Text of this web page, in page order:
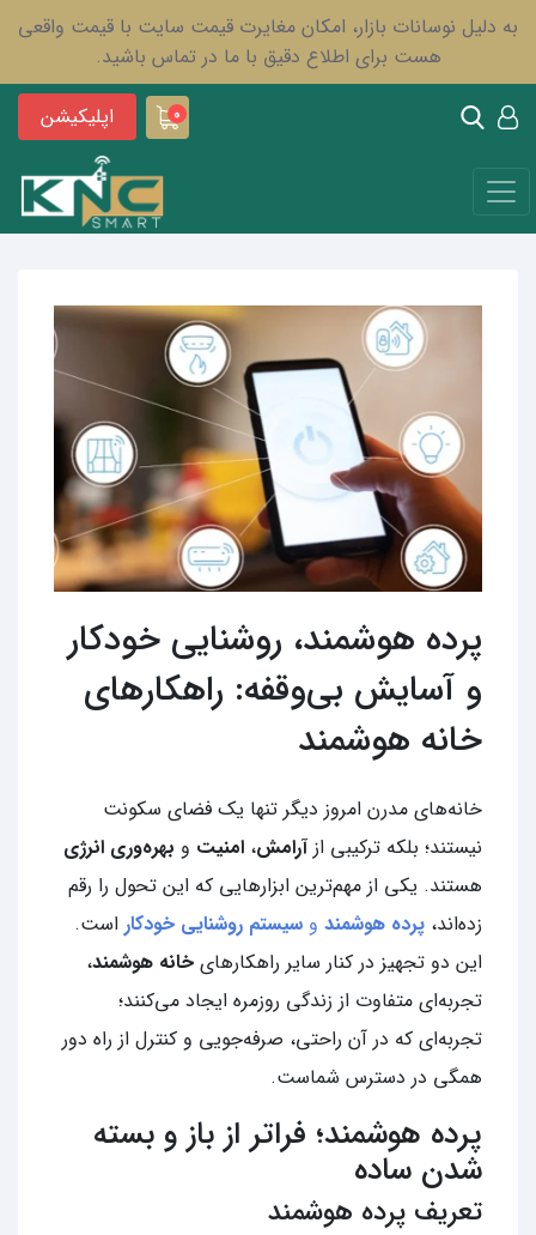
به دلیل نوسانات بازار، امکان مغایرت قیمت سایت با قیمت واقعی
هست برای اطلاع دقیق با ما در تماس باشید.
0 اپلیکیشن
پرده هوشمند، روشنایی خودکار
و آسایش بی‌وقفه: راهکارهای
خانه هوشمند
خانه‌های مدرن امروز دیگر تنها یک فضای سکونت
نیستند؛ بلکه ترکیبی ازآرامش، امنیت و بهره‌وری انرژی
هستند. یکی از مهم‌ترین ابزارهایی که این تحول را رقم
زده‌اند، پرده هوشمند و سیستم روشنایی خودکار است.
این دو تجهیز در کنار سایر راهکارهای خانه هوشمند،
تجربه‌ای متفاوت از زندگی روزمره ایجاد می‌کنند؛
تجربه‌ای که در آن راحتی، صرفه‌جویی و کنترل از راه دور
همگی در دسترس شماست.
پرده هوشمند؛ فراتر از باز و بسته
شدن ساده
تعریف پرده هوشمند